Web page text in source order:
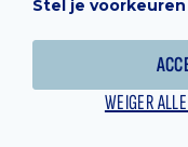
Stel je voorkeuren
WEIGER
Hosted by Combell
Powered online by